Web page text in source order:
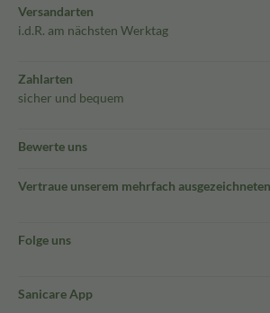
Versandarten
i.d.R. am nächsten Werktag
Zahlarten
sicher und bequem
Bewerte uns
Vertraue unserem mehrfach
Folge uns
Sanicare App